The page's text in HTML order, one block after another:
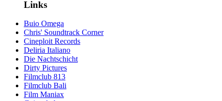
Links
Buio Omega
Chris' Soundtrack Corner
Cineploit Records
Deliria Italiano
Die Nachtschicht
Dirty Pictures
Filmclub 813
Filmclub Bali
Film Maniax